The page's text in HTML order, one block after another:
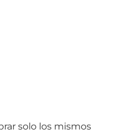
solo los mismos